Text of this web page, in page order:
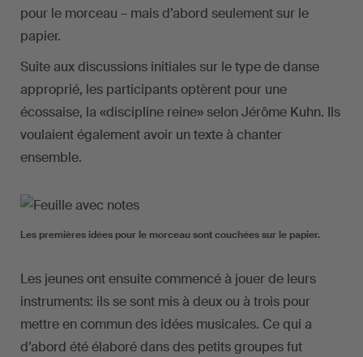
pour le morceau – mais d’abord seulement sur le
papier.
Suite aux discussions initiales sur le type de danse
approprié, les participants optèrent pour une
écossaise, la «discipline reine» selon Jérôme Kuhn. Ils
voulaient également avoir un texte à chanter
ensemble.
Les premières idées pour le morceau sont couchées sur le papier.
Les jeunes ont ensuite commencé à jouer de leurs
instruments: ils se sont mis à deux ou à trois pour
mettre en commun des idées musicales. Ce qui a
d’abord été élaboré dans des petits groupes fut